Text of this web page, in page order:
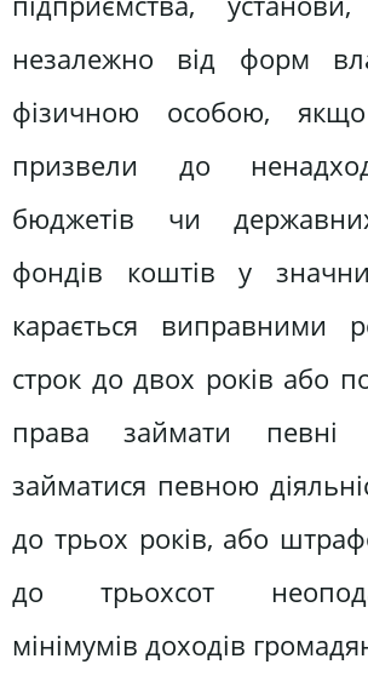
незалежно від форм
фізичною особою,
призвели до
бюджетів чи
фондів коштів у
карається виправними
строк до двох років або
права займати певні
займатися певною
до трьох років, або
до трьохсот
мінімумів доходів